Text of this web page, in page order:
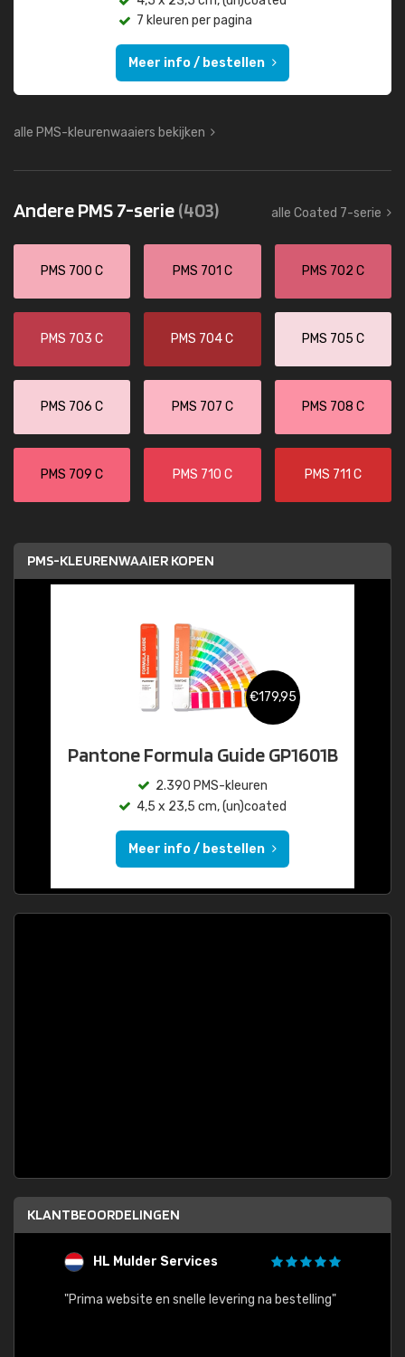
7 kleuren per pagina
Meer info / bestellen
alle PMS-kleurenwaaiers bekijken
Andere PMS 7-serie(403) alle Coated 7-serie
PMS 700 C PMS 701 C PMS 702 C
PMS 703 C PMS 704 C PMS 705 C
PMS 706 C PMS 707 C PMS 708 C
PMS 709 C PMS 710 C PMS 711 C
PMS-KLEURENWAAIER KOPEN
€179,95
Pantone Formula Guide GP1601B
2.390 PMS-kleuren
4,5 x 23,5 cm, (un)coated
Meer info / bestellen
KLANTBEOORDELINGEN
HL Mulder Services
"Prima website en snelle levering na bestelling"